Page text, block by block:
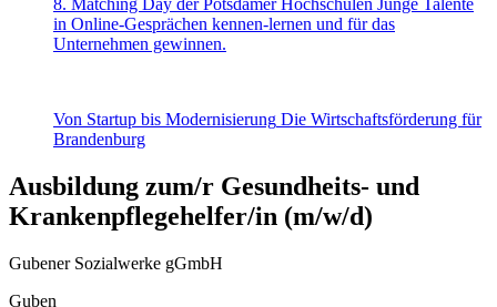
8. Matching Day der Potsdamer Hochschulen Junge Talente
in Online-Gesprächen kennen-lernen und für das
Unternehmen gewinnen.
Von Startup bis Modernisierung Die Wirtschaftsförderung für
Brandenburg
Ausbildung zum/r Gesundheits- und
Krankenpflegehelfer/in (m/w/d)
Gubener Sozialwerke gGmbH
Guben